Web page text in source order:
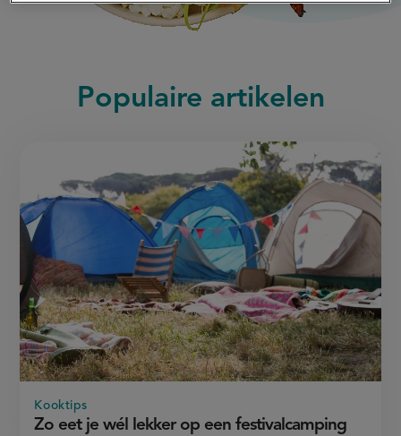
Populaire artikelen
Zo eet je wél lekker op een festivalcamping
Kooktips